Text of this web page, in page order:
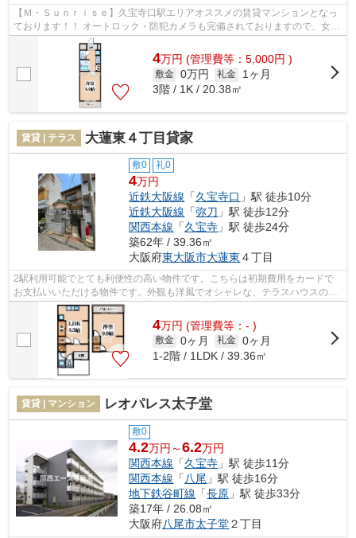
【Ｍ・Ｓｕｎｒｉｓｅ】久宝寺口駅エリアオススメの賃貸マンションとなっ
ております！！ オートロック・防犯カメラも完備されておりますので、女性
の1人暮らしも安心！久宝寺口から徒...
4万円 (管理費等：5,000円 )
敷金 0万円 礼金
1ヶ月
3階 / 1K / 20.38㎡
賃貸 | テラス 大蓮東４丁目貸家
敷0 礼0
4万円
近鉄大阪線 「久宝寺口 」駅 徒歩10分
近鉄大阪線 「弥刀 」駅 徒歩12分
関西本線 「久宝寺 」駅 徒歩24分
築62年 / 39.36㎡
大阪府東大阪市大蓮東 ４丁目
2駅利用可能でとても利便性の高い物件です。こちらは初期費用をカードで
お支払いいただける物件です。外観も洋風でオシャレな、テラスハウスの物
件となっております。利便性の高い徒歩...
4万円 (管理費等：- )
敷金 0ヶ月 礼金 0ヶ月
1-2階 / 1LDK / 39.36㎡
賃貸 | マンション レオパレス太子堂
敷0
4.2万円～6.2万円
関西本線 「久宝寺 」駅 徒歩11分
関西本線 「八尾 」駅 徒歩16分
地下鉄谷町線 「長原 」駅 徒歩33分
築17年 / 26.08㎡
大阪府八尾市太子堂２丁目